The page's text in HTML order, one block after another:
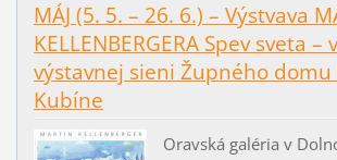
MÁJ (5. 5. – 26. 6.) – Výstvava
KELLENBERGERA Spev sveta –
výstavnej sieni Župného domu
Kubíne
Oravská galéria v